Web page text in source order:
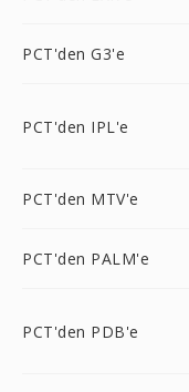
PCT'den G3'e
PCT'den IPL'e
PCT'den MTV'e
PCT'den PALM'e
PCT'den PDB'e